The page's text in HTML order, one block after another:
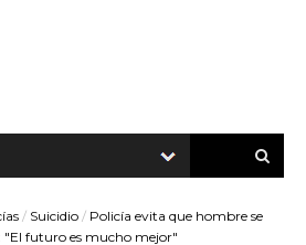
/ Suicidio / Policía evita que hombre se
"El futuro es mucho mejor"